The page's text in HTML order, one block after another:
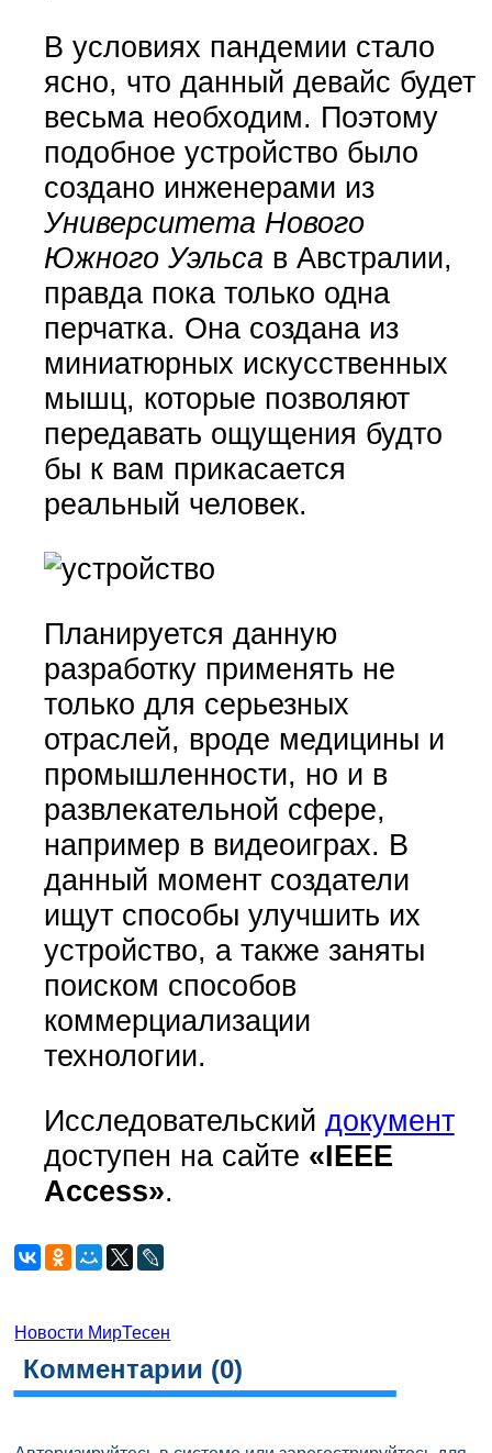
В условиях пандемии стало
ясно, что данный девайс будет
весьма необходим. Поэтому
подобное устройство было
создано инженерами из
Университета Нового
Южного Уэльса в Австралии,
правда пока только одна
перчатка. Она создана из
миниатюрных искусственных
мышц, которые позволяют
передавать ощущения будто
бы к вам прикасается
реальный человек.
Планируется данную
разработку применять не
только для серьезных
отраслей, вроде медицины и
промышленности, но и в
развлекательной сфере,
например в видеоиграх. В
данный момент создатели
ищут способы улучшить их
устройство, а также заняты
поиском способов
коммерциализации
технологии.
Исследовательский документ
доступен на сайте «IEEE
Access».
Новости МирТесен
Комментарии (0)